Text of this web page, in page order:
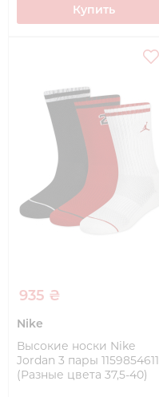
Купить
935 ₴
Nike
Высокие носки Nike
Jordan 3 пары 1159854611
(Разные цвета 37,5-40)